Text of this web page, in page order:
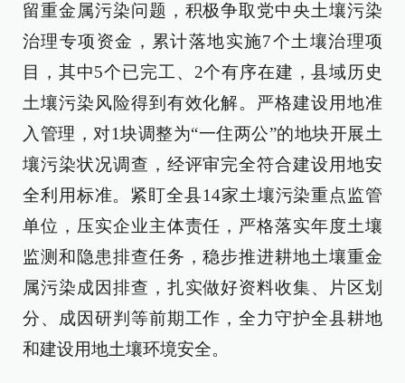
留重金属污染问题，积极争取党中央土壤污染
治理专项资金，累计落地实施7个土壤治理项
目，其中5个已完工、2个有序在建，县域历史
土壤污染风险得到有效化解。严格建设用地准
入管理，对1块调整为“一住两公”的地块开展土
壤污染状况调查，经评审完全符合建设用地安
全利用标准。紧盯全县14家土壤污染重点监管
单位，压实企业主体责任，严格落实年度土壤
监测和隐患排查任务，稳步推进耕地土壤重金
属污染成因排查，扎实做好资料收集、片区划
分、成因研判等前期工作，全力守护全县耕地
和建设用地土壤环境安全。